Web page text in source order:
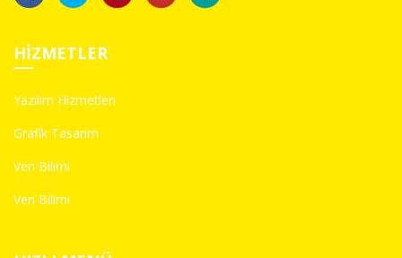
HIZMETLER
Yazılım Hizmetleri
Grafik Tasarım
Veri Bilimi
Veri Bilimi